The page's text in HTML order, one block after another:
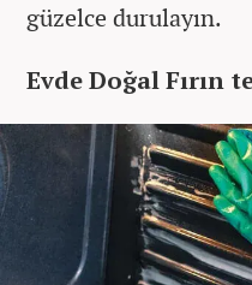
güzelce durulayın.
Evde Doğal Fırın